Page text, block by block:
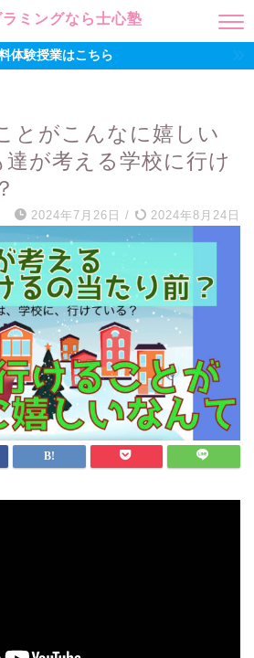
ミングなら士心塾
体験授業はこちら
とがこんなに嬉しい
が考える学校に行け
2024年7月26日 / 2024年8月24日